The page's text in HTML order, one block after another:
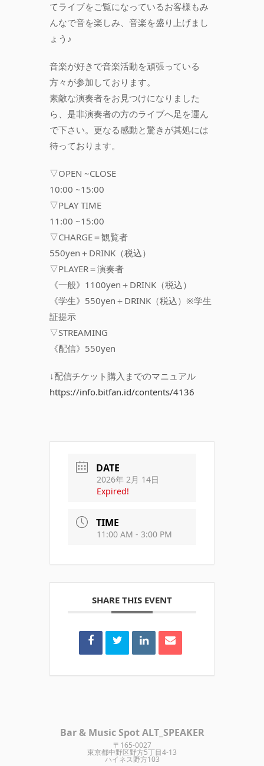
てライブをご覧になっているお客様もみ
んなで音を楽しみ、音楽を盛り上げまし
ょう♪
音楽が好きで音楽活動を頑張っている
方々が参加しております。
素敵な演奏者をお見つけになりました
ら、是非演奏者の方のライブへ足を運ん
で下さい。更なる感動と驚きが其処には
待っております。
▽OPEN ~CLOSE
10:00 ~15:00
▽PLAY TIME
11:00 ~15:00
▽CHARGE＝観覧者
550yen＋DRINK（税込）
▽PLAYER＝演奏者
《一般》1100yen＋DRINK（税込）
《学生》550yen＋DRINK（税込）※学生
証提示
▽STREAMING
《配信》550yen
↓配信チケット購入までのマニュアル
https://info.bitfan.id/contents/4136
DATE
2026年 2月 14日
Expired!
TIME
11:00 AM - 3:00 PM
SHARE THIS EVENT
Bar & Music Spot ALT_SPEAKER
〒165-0027
東京都中野区野方5丁目4-13
ハイネス野方103